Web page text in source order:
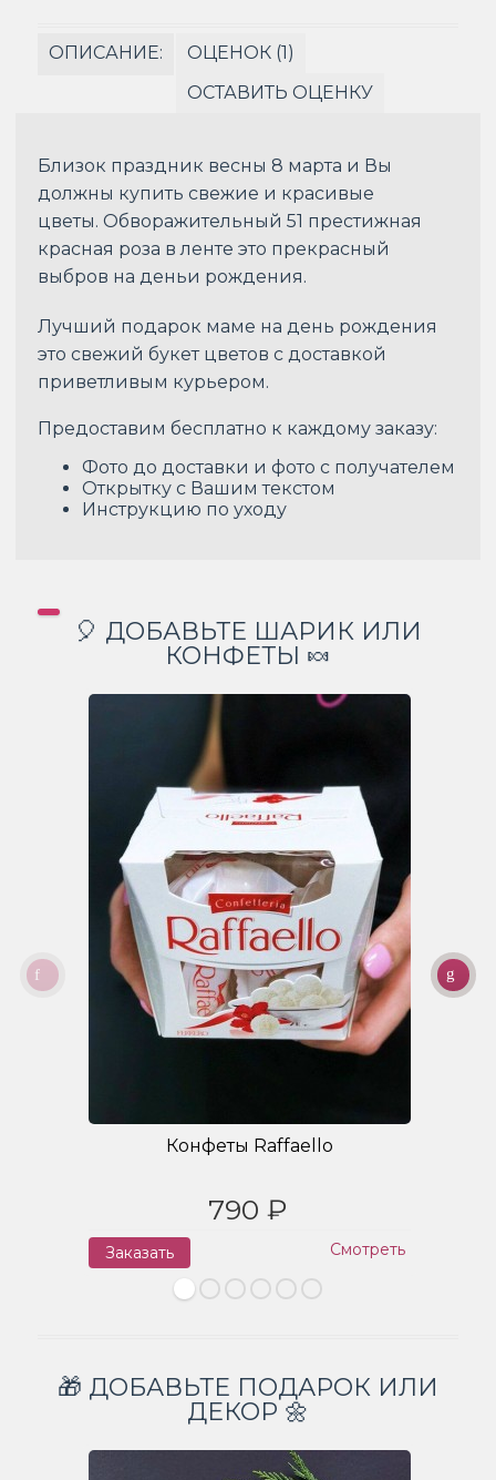
ОПИСАНИЕ:
ОЦЕНОК (1)
ОСТАВИТЬ ОЦЕНКУ
Близок праздник весны 8 марта и Вы
должны купить свежие и красивые
цветы. Обворажительный 51 престижная
красная роза в ленте это прекрасный
выбров на деньи рождения.
Лучший подарок маме на день рождения
это свежий букет цветов с доставкой
приветливым курьером.
Предоставим бесплатно к каждому заказу:
Фото до доставки и фото с получателем
Открытку с Вашим текстом
Инструкцию по уходу
🎈 ДОБАВЬТЕ ШАРИК ИЛИ
КОНФЕТЫ 🍬
Конфеты Raffaello
790 ₽
Заказать Смотреть
🎁 ДОБАВЬТЕ ПОДАРОК ИЛИ
ДЕКОР 🌼